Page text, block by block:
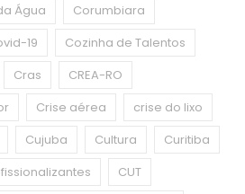
Água
Corumbiara
19
Cozinha de Talentos
Cras
CREA-RO
Crise aérea
crise do lixo
Cujuba Cultura
Curitiba
CUT